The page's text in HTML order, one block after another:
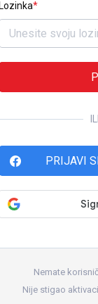
Lozinka
PRIJAVI
Nemate
Nije stigao